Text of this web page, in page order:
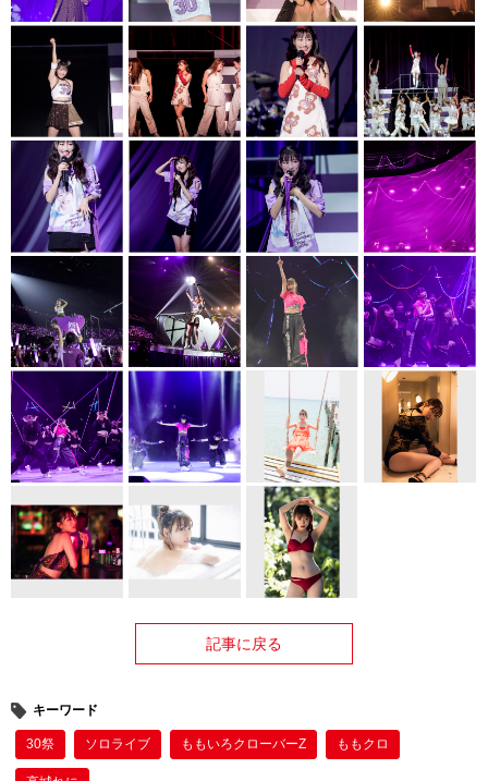
記事に戻る
キーワード
30祭 ソロライブ ももいろクローバーZ ももクロ